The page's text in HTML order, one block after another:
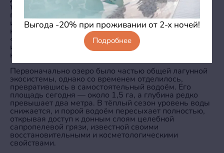
только широкая береговая линия с пологим входом в
прозрачные воды Чёрного моря, Белый пляж с кафе
и барами, но и главная достопримечательность
курорта — Чембурское озеро. Этот природный
«источник здоровья» расположен на окраине Анапы
и входит в плавневый комплекс — заболоченные
низины реки Анапки, давшей городу имя.
Первоначально озеро было частью общей лагунной
экосистемы, однако со временем отделилось,
превратившись в самостоятельный водоём. Его
площадь сегодня — около 1,5 га, а глубина редко
превышает два метра. В тёплый сезон уровень воды
снижается, и порой водоём пересыхает полностью,
открывая доступ к донным слоям целебной
сапропелевой грязи, известной своими
восстановительными и косметологическими
свойствами.
Выгода -20% при проживании от 2-х ночей!
Подробнее